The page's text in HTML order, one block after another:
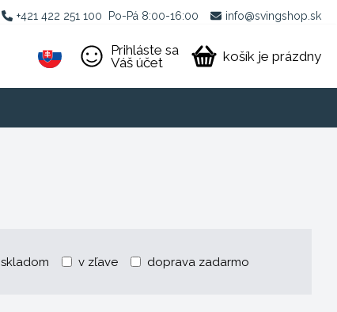
+421 422 251 100 Po-Pá 8:00-16:00 info@svingshop.sk
Prihláste sa
Váš účet
košík je prázdny
skladom v zľave doprava zadarmo